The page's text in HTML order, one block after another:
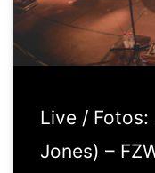
Live /
Jones) –